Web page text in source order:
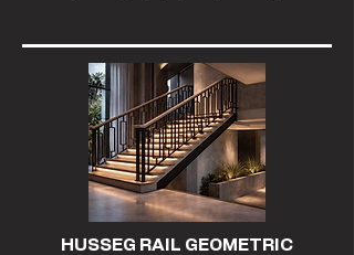
HUSSEG RAIL GEOMETRIC